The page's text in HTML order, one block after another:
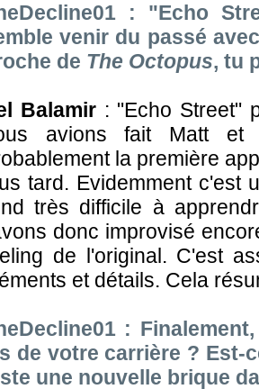
: "Echo
venir du passé
de The Octopus, tu
Balamir: "Echo Street"
avions fait Matt et
la première
tard. Evidemment c'est
très difficile à
donc improvisé
de l'original. C'est
et détails. Cela
:
de votre carrière ? Est-
une nouvelle brique